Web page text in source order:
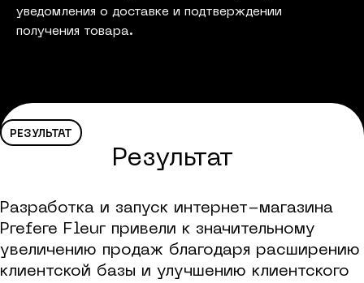
уведомления о доставке и подтверждении
получения товара.
РЕЗУЛЬТАТ
Результат
Разработка и запуск интернет-магазина
Prefere Fleur привели к значительному
увеличению продаж благодаря расширению
клиентской базы и улучшению клиентского